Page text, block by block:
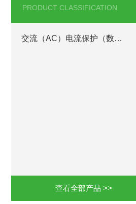
PRODUCT CLASSIFICATION
交流（AC）电流保护（数码型）
查看全部产品 >>